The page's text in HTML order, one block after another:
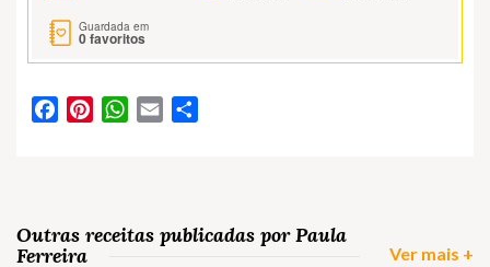
Guardada em
0favoritos
FacebookPinterestWhatsApp
Email
Outras receitas publicadas por Paula
Ferreira
Ver mais +